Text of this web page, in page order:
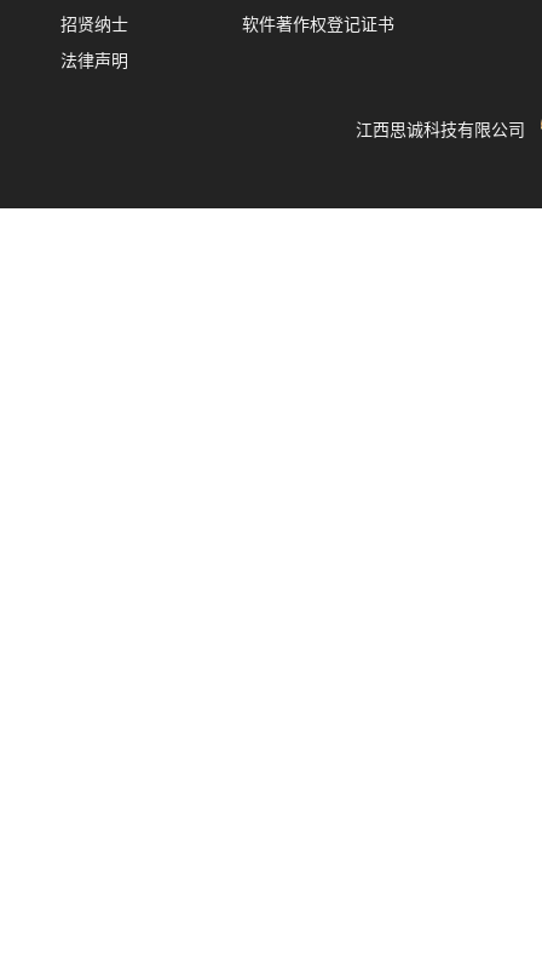
招贤纳士
法律声明
软件著作权登记证书
江西思诚科技有限公司